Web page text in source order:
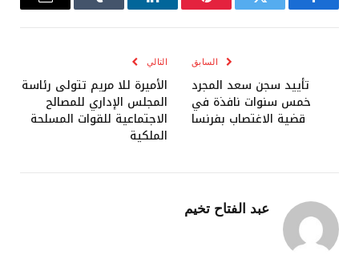
فيسبوك تويتر بينتيريستلينكدإن Tumblr
البريد
السابق
تأييد سجن سعد المجرد
خمس سنوات نافذة في
قضية الاغتصاب بفرنسا
التالي
الأميرة للا مريم تتولى رئاسة
المجلس الإداري للمصالح
الاجتماعية للقوات المسلحة
الملكية
عبد الفتاح تخيم